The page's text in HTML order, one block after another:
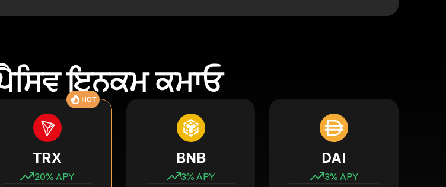
ਇਨਕਮ ਕਮਾਓ
HOT
TRX
20% APY
BNB
3% APY
DAI
3% APY